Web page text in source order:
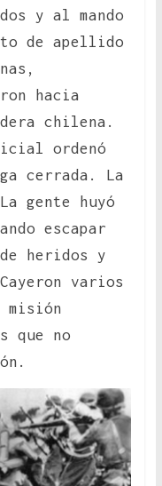
y al mando
de apellido
hacia
chilena.
ordenó
cerrada. La
gente huyó
escapar
heridos y
varios
misión
que no